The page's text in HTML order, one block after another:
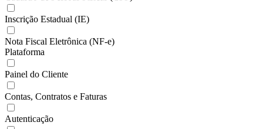
Inscrição Estadual (IE)
Nota Fiscal Eletrônica (NF-e)
Plataforma
Painel do Cliente
Contas, Contratos e Faturas
Autenticação